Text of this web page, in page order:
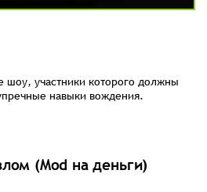
шоу, участники которого должны
навыки вождения.
(Mod на деньги)